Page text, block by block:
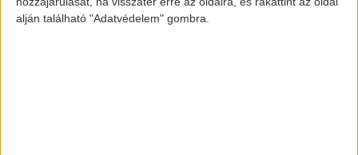
alján található "Adatvédelem" gombra.
Az Apple autóipari erőfeszítései